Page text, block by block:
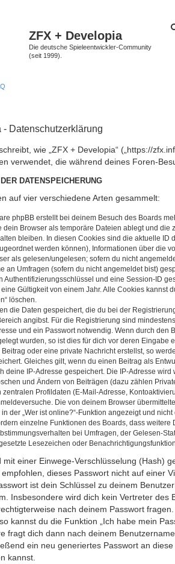
ZFX + Developia
Die deutsche Spieleentwickler-Community
(seit 1999).
Datenschutzerklärung
wie „ZFX + Developia“ („https://
verwendet, die während deines Foren-
DATENSPEICHERUNG
auf vier verschiedene Arten gesammelt:
phpBB erstellt bei deinem Besuch des Boards
dein Browser als temporäre Dateien ablegt und die
bleiben. In diesen Cookies sind die aktuelle ID
werden können), Informationen über die
als gelesen/ungelesen; sofern du nicht
an Umfragen (sofern du nicht angemeldet bist)
Authentifizierungsschlüssel und eine Session-ID
Gültigkeit von einem Jahr. Alle Cookies kannst
löschen.
die Daten gespeichert, die du bei der
angibst. Für die Registrierung sind
und ein Passwort notwendig. Wenn durch den
wurden, so ist dies für dich vor deren Eingabe
oder eine private Nachricht erstellst, so
Gleiches gilt, wenn du einen Beitrag als
deine IP-Adresse gespeichert. Die IP-Adresse
und Ändern von Beiträgen (dazu zählen
zentralen Profildaten (E-Mail-Adresse,
Die von deinem Browser
der „Wer ist online?“-Funktion angezeigt und
einzelne Funktionen des Boards, dass weitere
bei Umfragen, der Gelesen-
Lesezeichen oder
mit einer Einwege-Verschlüsselung (Hash)
dieses Passwort nicht auf einer
ist dein Schlüssel zu deinem
Insbesondere wird dich kein Vertreter des
nach deinem Passwort
kannst du die Funktion „Ich habe mein
fragt dich dann nach deinem
ein neu generiertes Passwort an
kannst.